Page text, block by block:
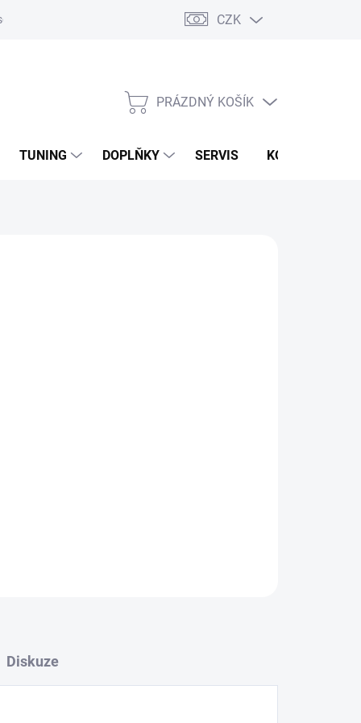
údajů Zpětný odběr vysloužilých elektrozařízení
CZK
NÁKUPNÍ
PRÁZDNÝ KOŠÍK
TUNING DOPLŇKY SERVIS KONTAKTY
Diskuze